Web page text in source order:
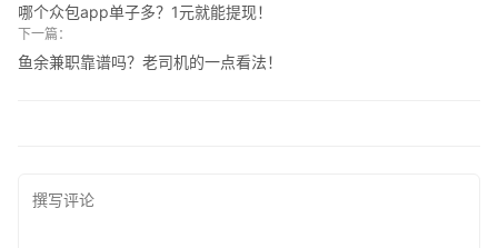
哪个众包app单子多？1元就能提现！
下一篇：
鱼余兼职靠谱吗？老司机的一点看法！